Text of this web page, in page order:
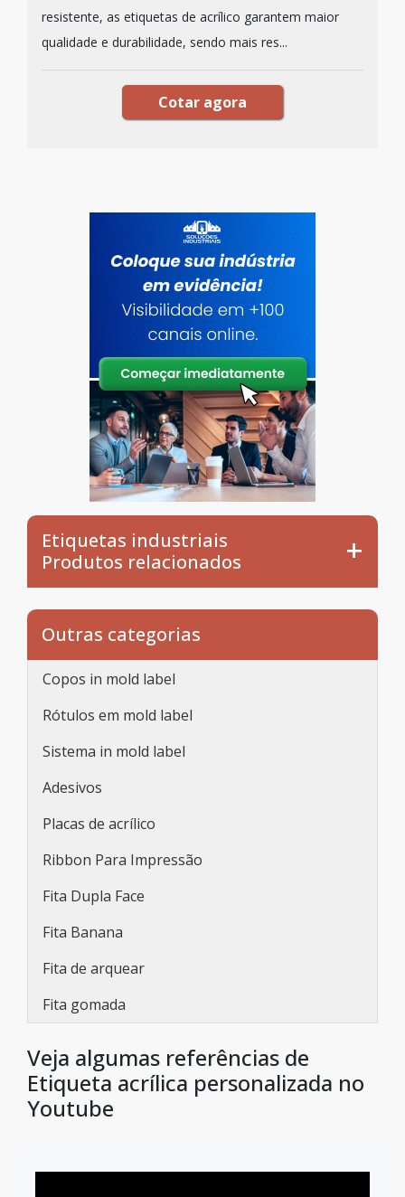
resistente, as etiquetas de acrílico garantem maior
qualidade e durabilidade, sendo mais res...
Cotar agora
Etiquetas industriais
Produtos relacionados
Outras categorias
Copos in mold label
Rótulos em mold label
Sistema in mold label
Adesivos
Placas de acrílico
Ribbon Para Impressão
Fita Dupla Face
Fita Banana
Fita de arquear
Fita gomada
Veja algumas referências de
Etiqueta acrílica personalizada no
Youtube